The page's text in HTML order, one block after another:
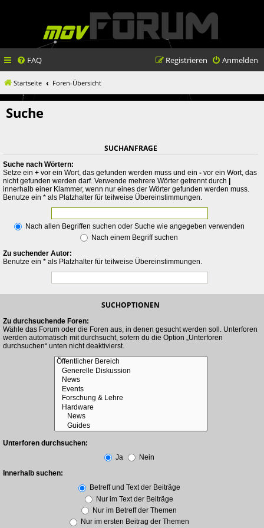
FAQ Anmelden
Registrieren
Startseite Foren-Übersicht
Suche
SUCHANFRAGE
Suche nach Wörtern:
Setze ein + vor ein Wort, das gefunden werden muss und ein - vor ein Wort, das
nicht gefunden werden darf. Verwende mehrere Wörter getrennt durch |
innerhalb einer Klammer, wenn nur eines der Wörter gefunden werden muss.
Benutze ein * als Platzhalter für teilweise Übereinstimmungen.
Nach allen Begriffen suchen oder Suche wie angegeben verwenden
Nach einem Begriff suchen
Zu suchender Autor:
Benutze ein * als Platzhalter für teilweise Übereinstimmungen.
SUCHOPTIONEN
Zu durchsuchende Foren:
Wähle das Forum oder die Foren aus, in denen gesucht werden soll. Unterforen
werden automatisch mit durchsucht, sofern du die Option „Unterforen
durchsuchen“ unten nicht deaktivierst.
Unterforen durchsuchen:
Ja
Nein
Innerhalb suchen:
Betreff und Text der Beiträge
Nur im Text der Beiträge
Nur im Betreff der Themen
Nur im ersten Beitrag der Themen